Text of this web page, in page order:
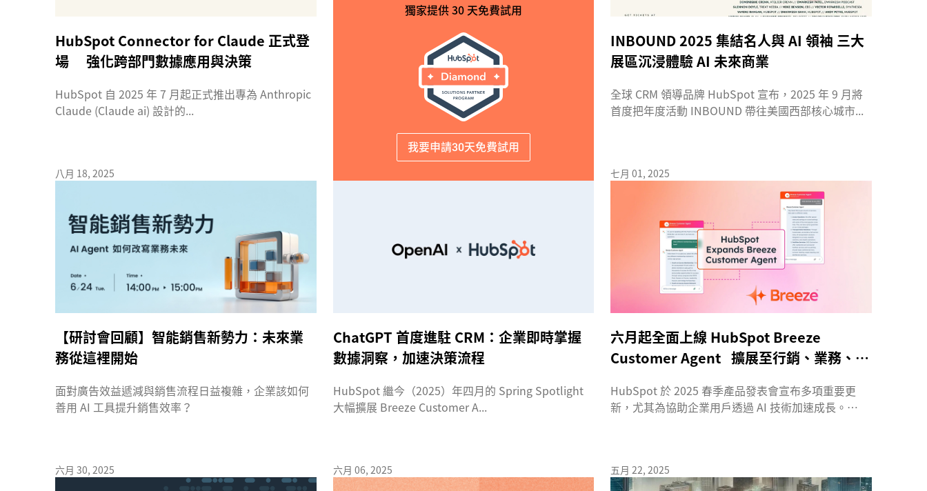
HubSpot Connector for Claude 正式登
場 強化跨部門數據應用與決策
HubSpot 自 2025 年 7 月起正式推出專為 Anthropic
Claude (Claude ai) 設計的...
八月 18, 2025
獨家提供 30 天免費試用
我要申請30天免費試用
INBOUND 2025 集結名人與 AI 領袖 三大
展區沉浸體驗 AI 未來商業
全球 CRM 領導品牌 HubSpot 宣布，2025 年 9 月將
首度把年度活動 INBOUND 帶往美國西部核心城市...
七月 01, 2025
【研討會回顧】智能銷售新勢力：未來業
務從這裡開始
面對廣告效益遞減與銷售流程日益複雜，企業該如何
善用 AI 工具提升銷售效率？
六月 30, 2025
ChatGPT 首度進駐 CRM：企業即時掌握
數據洞察，加速決策流程
HubSpot 繼今（2025）年四月的 Spring Spotlight
大幅擴展 Breeze Customer A...
六月 06, 2025
六月起全面上線 HubSpot Breeze
Customer Agent 擴展至行銷、業務、客
HubSpot 於 2025 春季產品發表會宣布多項重要更
新，尤其為協助企業用戶透過 AI 技術加速成長。
五月 22, 2025